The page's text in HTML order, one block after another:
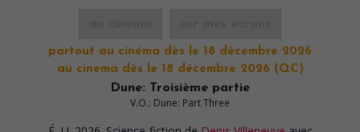
partout au cinéma dès le 18 décembre 2026
au cinema dès le 18 décembre 2026 (QC)
Dune: Troisième partie
V.O.: Dune: Part Three